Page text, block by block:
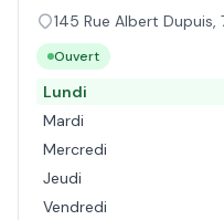
145 Rue Albert Dupuis,
Ouvert
Lundi
Mardi
Mercredi
Jeudi
Vendredi